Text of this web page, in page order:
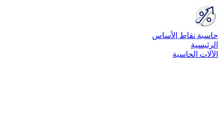
حاسبة نقاط الأساس
الرئيسية
الآلات الحاسبة